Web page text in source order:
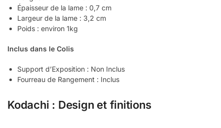
Épaisseur de la lame : 0,7 cm
Largeur de la lame : 3,2 cm
Poids : environ 1kg
Inclus dans le Colis
Support d’Exposition : Non Inclus
Fourreau de Rangement : Inclus
Kodachi : Design et finitions